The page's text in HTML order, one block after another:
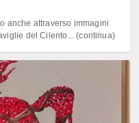
anche attraverso immagini
del Cilento... (continua)